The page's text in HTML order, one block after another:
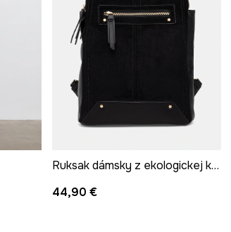
Ruksak dámsky z ekologickej kože a imitácie semišu
44,90 €